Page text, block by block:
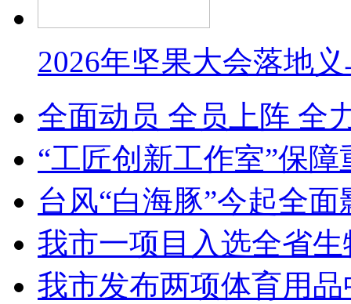
2026年坚果大会落地
全面动员 全员上阵 全
“工匠创新工作室”保
台风“白海豚”今起全面
我市一项目入选全省
我市发布两项体育用